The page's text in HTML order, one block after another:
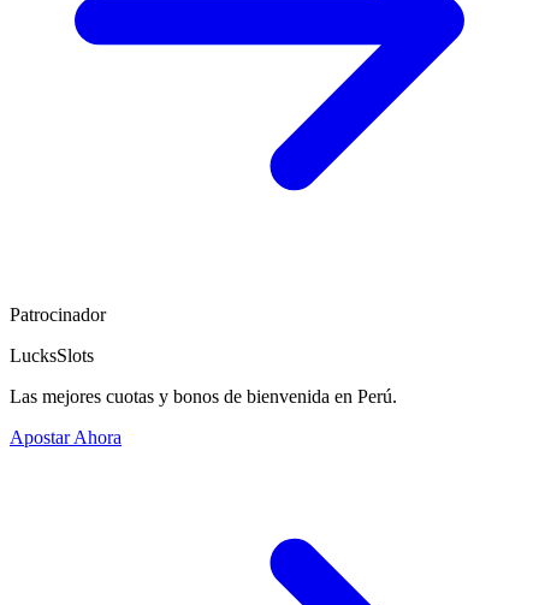
Patrocinador
LucksSlots
Las mejores cuotas y bonos de bienvenida en Perú.
Apostar Ahora